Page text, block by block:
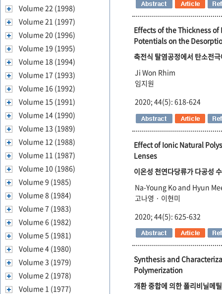
Volume 22 (1998)
Volume 21 (1997)
Volume 20 (1996)
Volume 19 (1995)
Volume 18 (1994)
Volume 17 (1993)
Volume 16 (1992)
Volume 15 (1991)
Volume 14 (1990)
Volume 13 (1989)
Volume 12 (1988)
Volume 11 (1987)
Volume 10 (1986)
Volume 9 (1985)
Volume 8 (1984)
Volume 7 (1983)
Volume 6 (1982)
Volume 5 (1981)
Volume 4 (1980)
Volume 3 (1979)
Volume 2 (1978)
Volume 1 (1977)
Effects of the Thickness
Potentials on the
축전식 탈염공정에서 탄소전
Ji Won Rhim
임지원
2020; 44(5): 618-624
Effect of Ionic Natural
Lenses
이온성 천연다당류가 다공성
Na-Young Ko and Hyun
고나영 · 이현미
2020; 44(5): 625-632
Synthesis and
Polymerization
개환 중합에 의한 폴리비닐메